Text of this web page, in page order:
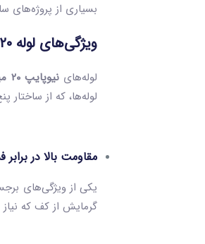
بسیاری از پروژه‌های
ویژگی‌های لوله ۲۰ میلی‌متری نیوپایپ
لوله‌های نیوپایپ۲۰
لوله‌ها، که از ساختار
مقاومت بالا در برابر
گرمایش از کف که نیاز